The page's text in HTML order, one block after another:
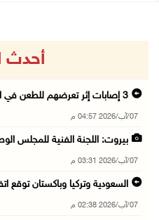
أحدث
3 إصابات إثر تعرضهم للطعن في الطيبة داخل أراض ...
07/آب/2026 04:57 م
بيروت: اللجنة الفنية للمجلس
07/آب/2026 03:31 م
السعودية وتركيا وباكستان توقع
07/آب/2026 02:38 م